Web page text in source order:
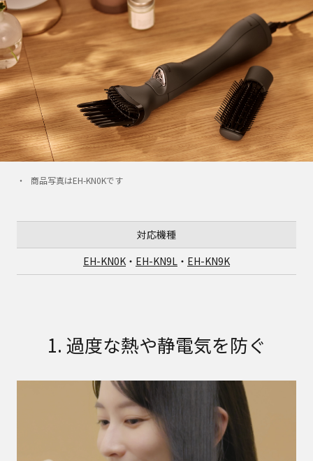
商品写真はEH-KN0Kです
対応機種
EH-KN0K・ EH-KN9L ・ EH-KN9K
1. 過度な熱や静電気を防ぐ